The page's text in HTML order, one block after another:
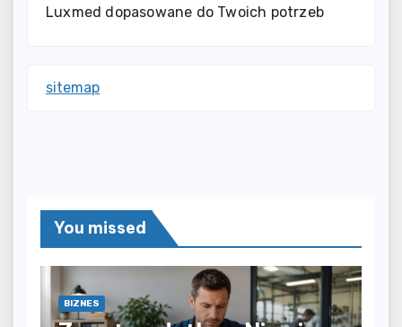
Luxmed dopasowane do Twoich potrzeb
sitemap
You missed
BIZNES